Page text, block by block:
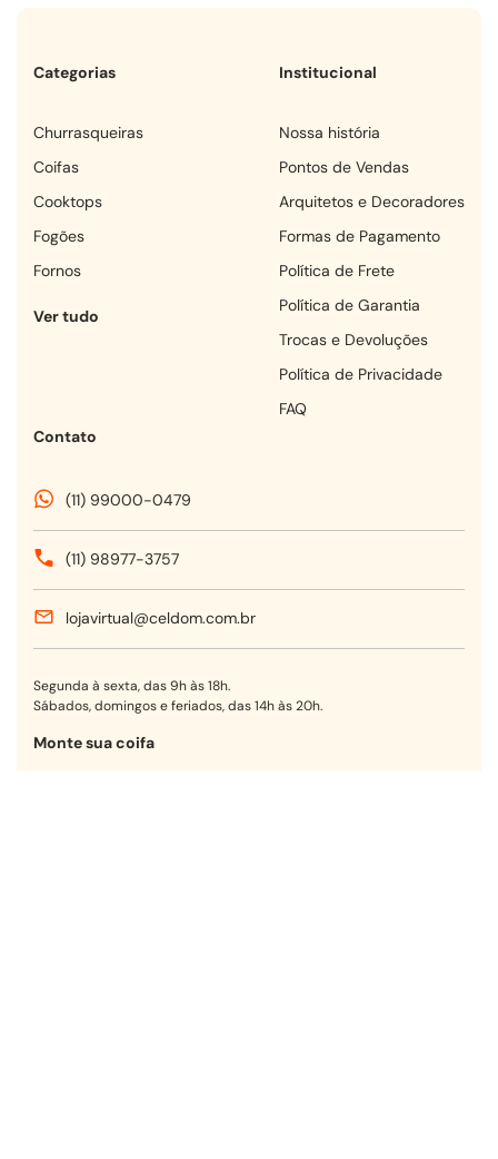
Categorias
churrasqueiras
coifas
cooktops
fogões
fornos
Ver tudo
Institucional
Nossa história
Pontos de Vendas
Arquitetos e Decoradores
Formas de Pagamento
Política de Frete
Política de Garantia
Trocas e Devoluções
Política de Privacidade
FAQ
Contato
(11) 99000-0479
(11) 98977-3757
lojavirtual@celdom.com.br
Segunda à sexta, das 9h às 18h.
Sábados, domingos e feriados, das 14h às 20h.
Monte sua coifa